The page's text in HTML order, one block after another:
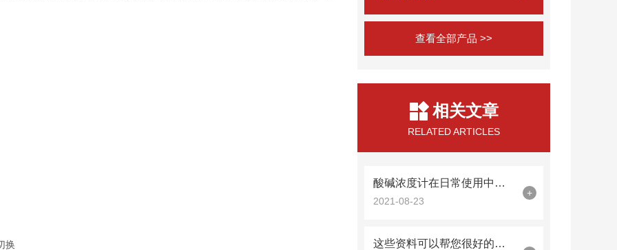
换
查看全部产品 >>
相关文章
RELATED ARTICLES
酸碱浓度计在日常使用中这些事项你要牢记
2021-08-23
+
这些资料可以帮您很好的使用酸碱浓度计